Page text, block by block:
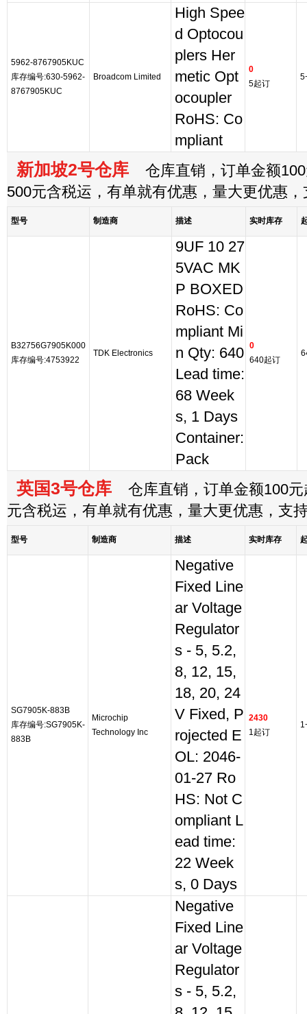
5962-8767905KUC
库存编号:630-5962-
8767905KUC
Broadcom Limited
High Spee
d Optocou
plers Her
metic Opt
ocoupler
RoHS: Co
mpliant
0
5起订
新加坡2号仓库 仓库直销，订单金额
500元含税运，有单就有优惠，量大更优惠
型号 制造商 描述 实时库存
B32756G7905K000
库存编号:4753922
TDK Electronics
9UF 10 27
5VAC MK
P BOXED
RoHS: Co
mpliant Mi
n Qty: 640
Lead time:
68 Week
s, 1 Days
Container:
Pack
0
640起订
英国3号仓库 仓库直销，订单金额100元
元含税运，有单就有优惠，量大更优惠，支
型号 制造商 描述 实时库存
SG7905K-883B
库存编号:SG7905K-
883B
Microchip
Technology Inc
Negative
Fixed Line
ar Voltage
Regulator
s - 5, 5.2,
8, 12, 15,
18, 20, 24
V Fixed, P
rojected E
OL: 2046-
01-27 Ro
HS: Not C
ompliant L
ead time:
22 Week
s, 0 Days
2430
1起订
Negative
Fixed Line
ar Voltage
Regulator
s - 5, 5.2,